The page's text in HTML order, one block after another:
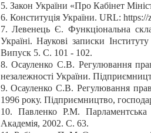
5. Закон України «Про Кабінет
6. Конституція України. URL:
7. Левенець Є. Функціональна
Україні. Наукові записки
Випуск 5. С. 101 - 102.
8. Осауленко С.В. Регулювання
незалежності України.
9. Осауленко С.В. Регулювання
1996 року. Підприємництво,
10. Павленко Р.М. Парламентська
Академія, 2002. С. 63.